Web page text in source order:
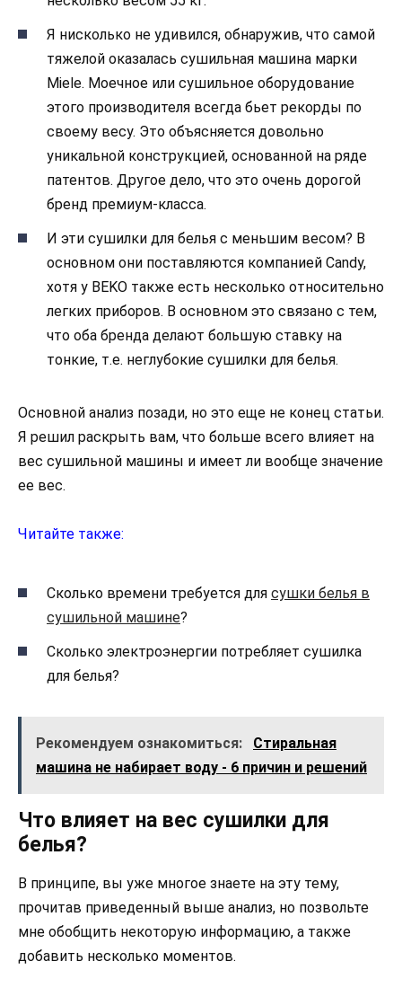
Я нисколько не удивился, обнаружив, что самой
тяжелой оказалась сушильная машина марки
Miele. Моечное или сушильное оборудование
этого производителя всегда бьет рекорды по
своему весу. Это объясняется довольно
уникальной конструкцией, основанной на ряде
патентов. Другое дело, что это очень дорогой
бренд премиум-класса.
И эти сушилки для белья с меньшим весом? В
основном они поставляются компанией Candy,
хотя у BEKO также есть несколько относительно
легких приборов. В основном это связано с тем,
что оба бренда делают большую ставку на
тонкие, т.е. неглубокие сушилки для белья.
Основной анализ позади, но это еще не конец статьи.
Я решил раскрыть вам, что больше всего влияет на
вес сушильной машины и имеет ли вообще значение
ее вес.
Читайте также:
Сколько времени требуется для сушки белья в
сушильной машине?
Сколько электроэнергии потребляет сушилка
для белья?
Рекомендуем ознакомиться:
Стиральная
машина не набирает воду - 6 причин и решений
Что влияет на вес сушилки для
белья?
В принципе, вы уже многое знаете на эту тему,
прочитав приведенный выше анализ, но позвольте
мне обобщить некоторую информацию, а также
добавить несколько моментов.